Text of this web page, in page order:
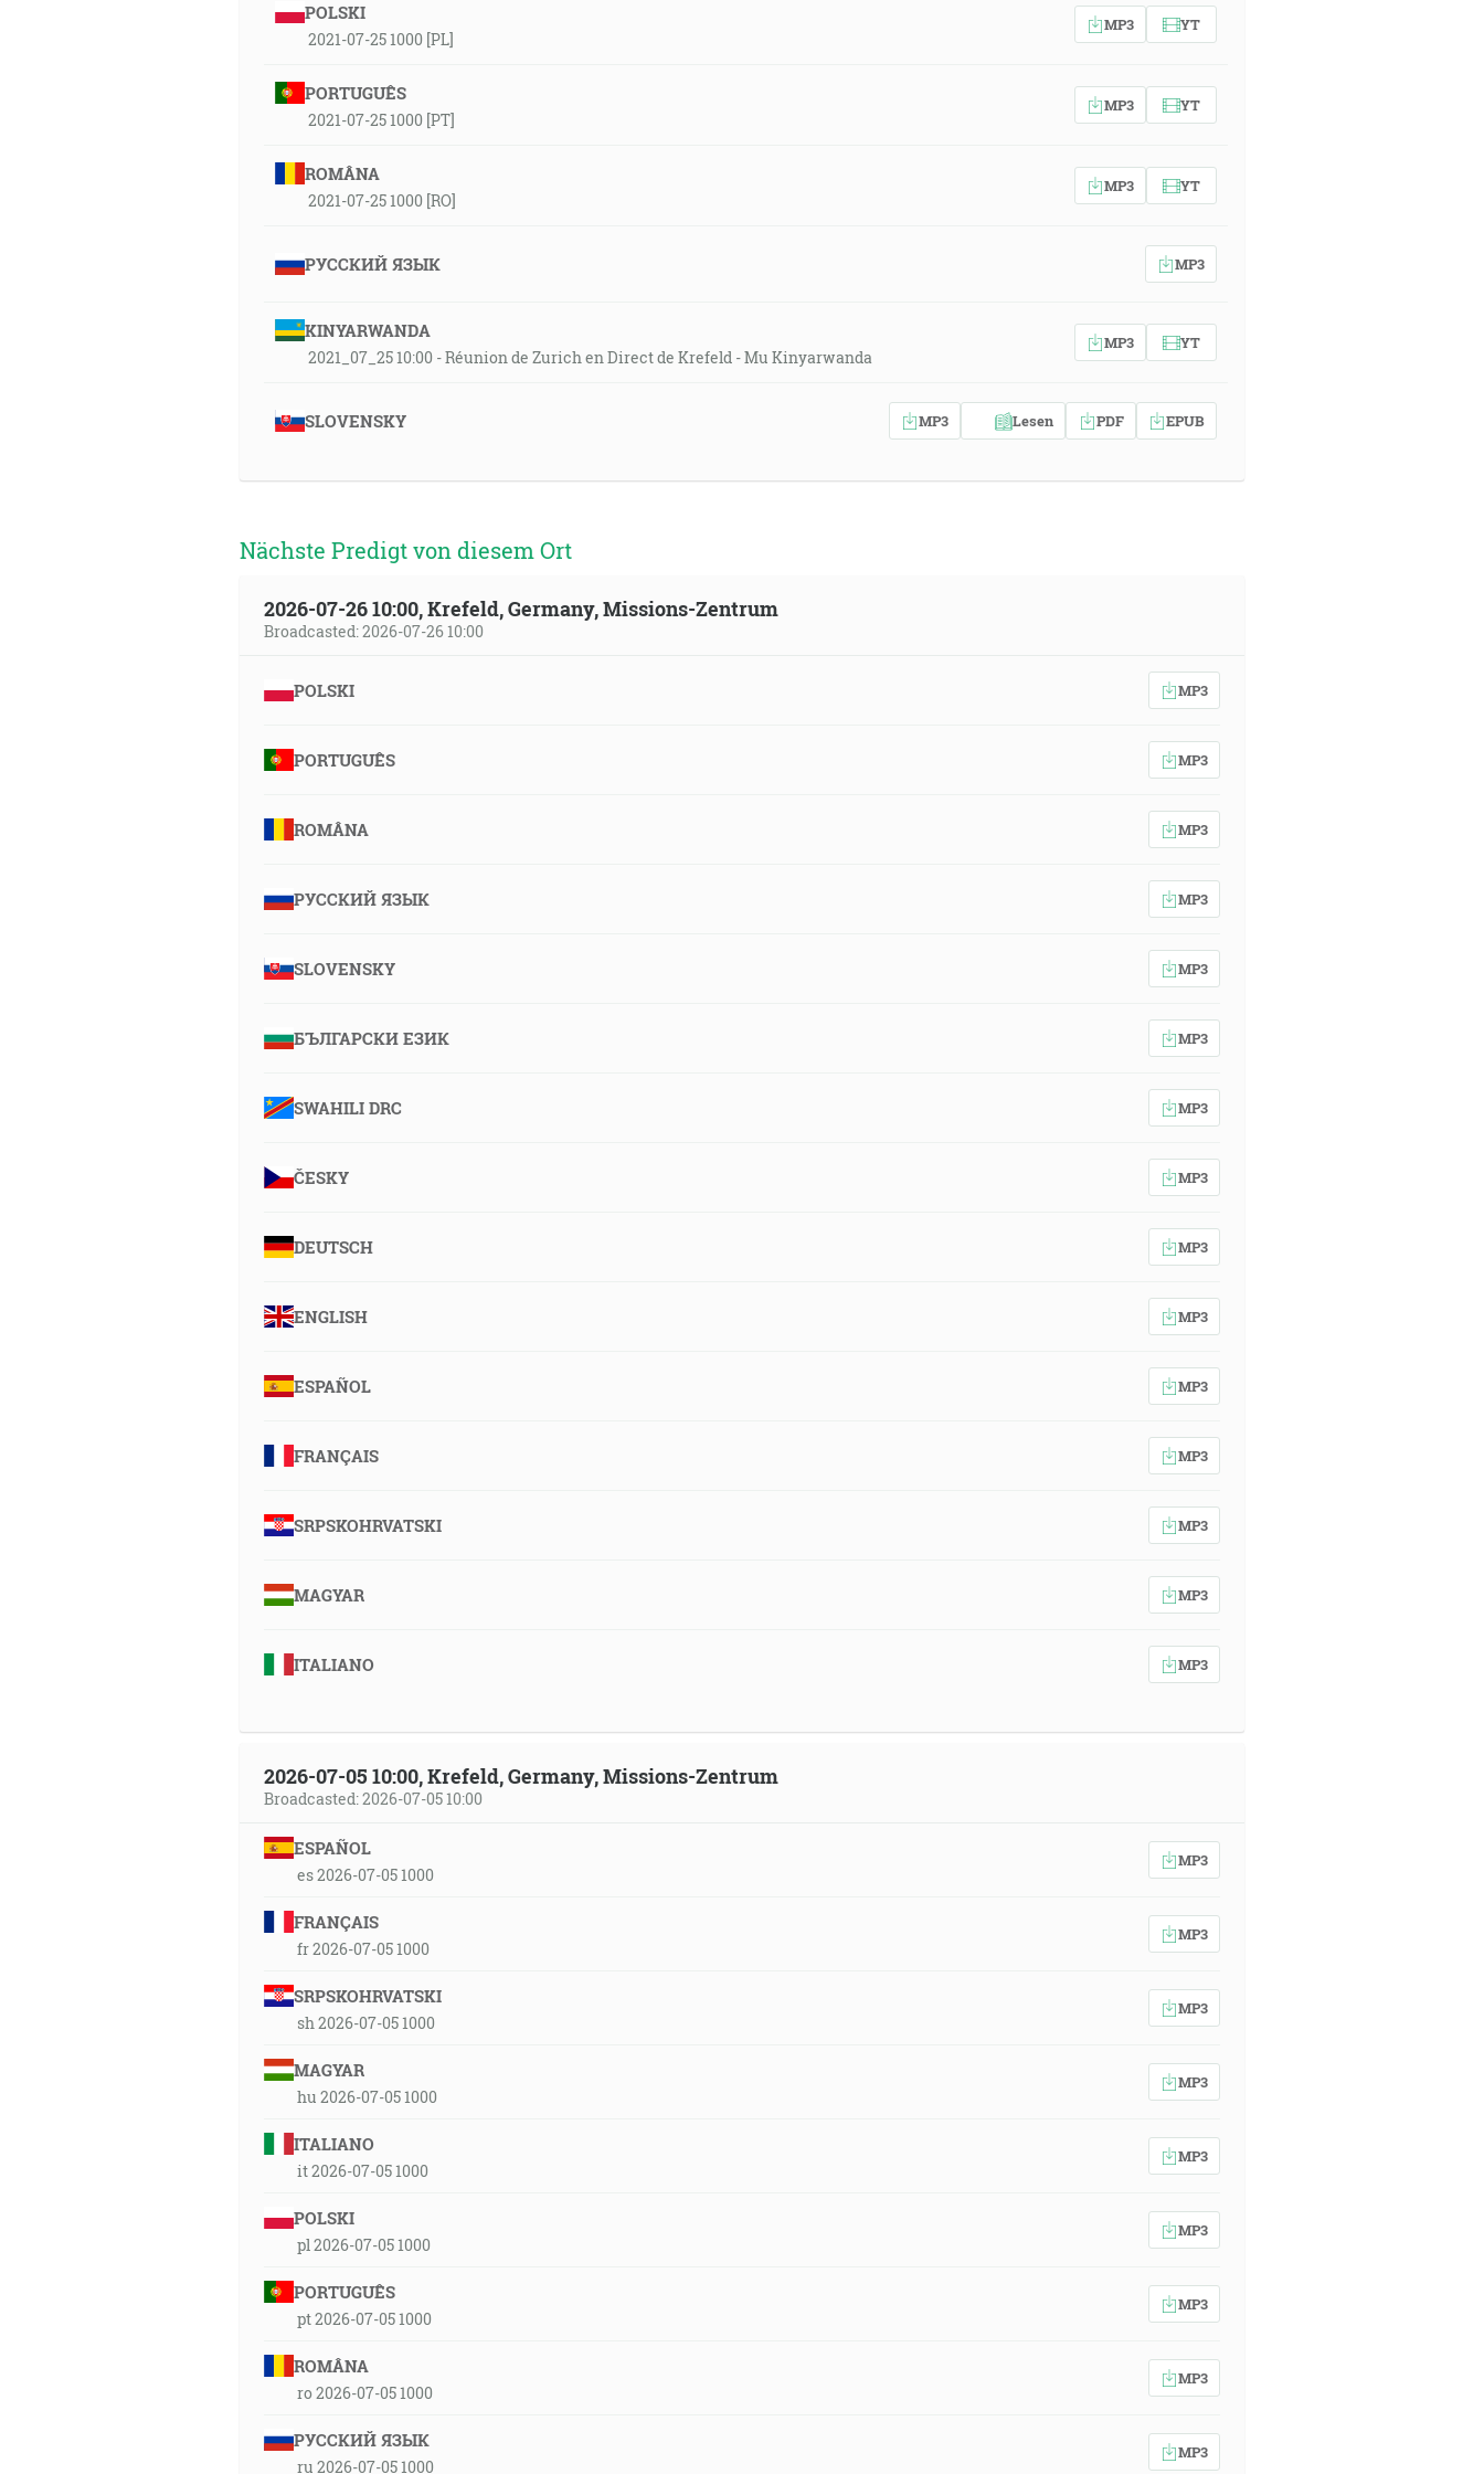
POLSKI
2021-07-25 1000 [PL]
MP3 YT
PORTUGUÊS
2021-07-25 1000 [PT]
MP3 YT
ROMÂNA
2021-07-25 1000 [RO]
MP3 YT
РУССКИЙ ЯЗЫК MP3
KINYARWANDA
2021_07_25 10:00 - Réunion de Zurich en Direct de Krefeld - Mu Kinyarwanda
MP3 YT
SLOVENSKY MP3 Lesen PDF EPUB
Nächste Predigt von diesem Ort
2026-07-26 10:00, Krefeld, Germany, Missions-Zentrum
Broadcasted: 2026-07-26 10:00
POLSKI MP3
PORTUGUÊS MP3
ROMÂNA MP3
РУССКИЙ ЯЗЫК MP3
SLOVENSKY MP3
БЪЛГАРСКИ ЕЗИК MP3
SWAHILI DRC MP3
ČESKY MP3
DEUTSCH MP3
ENGLISH MP3
ESPAÑOL MP3
FRANÇAIS MP3
SRPSKOHRVATSKI MP3
MAGYAR MP3
ITALIANO MP3
2026-07-05 10:00, Krefeld, Germany, Missions-Zentrum
Broadcasted: 2026-07-05 10:00
ESPAÑOL
es 2026-07-05 1000
MP3
FRANÇAIS
fr 2026-07-05 1000
MP3
SRPSKOHRVATSKI
sh 2026-07-05 1000
MP3
MAGYAR
hu 2026-07-05 1000
MP3
ITALIANO
it 2026-07-05 1000
MP3
POLSKI
pl 2026-07-05 1000
MP3
PORTUGUÊS
pt 2026-07-05 1000
MP3
ROMÂNA
ro 2026-07-05 1000
MP3
РУССКИЙ ЯЗЫК
ru 2026-07-05 1000
MP3